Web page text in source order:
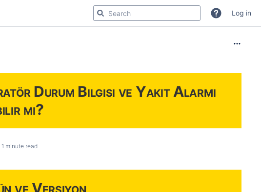
Log in
Durum Bilgisi ve Yakıt Alarmı
mi?
1 minute read
ve Versiyon